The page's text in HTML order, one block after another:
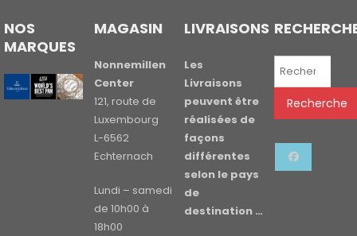
NOS
MARQUES
MAGASIN
Nonnemillen
Center
121, route de
Luxembourg
L-6562
Echternach
Lundi – samedi
de 10h00 à
18h00
LIVRAISONS
Les
Livraisons
peuvent être
réalisées de
façons
différentes
selon le pays
de
destination …
Recherche
Recherche